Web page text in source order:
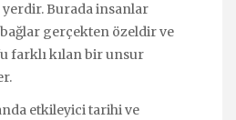
yerdir. Burada insanlar
gerçekten özeldir ve
farklı kılan bir unsur
etkileyici tarihi ve